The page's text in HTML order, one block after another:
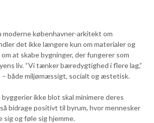
moderne københavner-arkitekt om
det ikke længere kun om materialer og
at skabe bygninger, der fungerer som
liv. “Vi tænker bæredygtighed i flere lag,”
både miljømæssigt, socialt og æstetisk.
ikke blot skal minimere deres
bidrage positivt til byrum, hvor mennesker
sig og føle sig hjemme.